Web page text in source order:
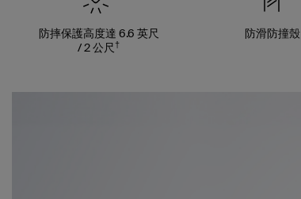
防摔保護高度達 6.6 英尺
/ 2 公尺†
防滑防撞殼